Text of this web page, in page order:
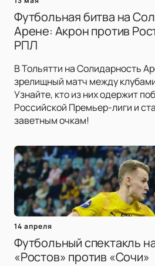
Футбольная битва на
Арене: Акрон против
РПЛ
В Тольятти на Солидарность
зрелищный матч между
Узнайте, кто из них одержит
Российской Премьер-лиги и
заветным очкам!
14 апреля
Футбольный спектакль
«Ростов» против «Сочи»